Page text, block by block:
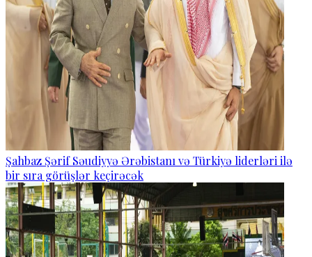
Şahbaz Şərif Səudiyyə Ərəbistanı və Türkiyə liderləri ilə
bir sıra görüşlər keçirəcək